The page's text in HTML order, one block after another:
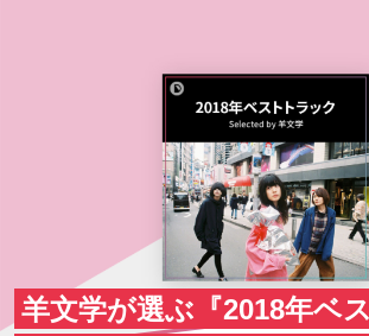
羊文学が選ぶ『2018年ベ